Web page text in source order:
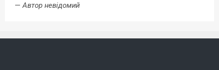
—Автор невідомий